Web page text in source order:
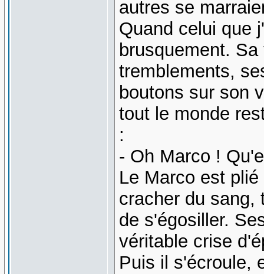
autres se
Quand celui que
brusquement.
tremblements,
boutons sur son
tout le monde
:
- Oh Marco !
Le Marco est
cracher du sang,
de s'égosiller.
véritable crise
Puis il s'écroule,